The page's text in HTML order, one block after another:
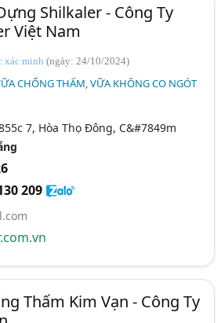
Shilkaler - Công Ty
Việt Nam
xác minh(ngày: 24/10/2024)
CHỐNG THẤM, VỮA KHÔNG CO NGÓT
7, Hòa Thọ Đông, C&#7849m
209
Thấm Kim Vạn - Công Ty